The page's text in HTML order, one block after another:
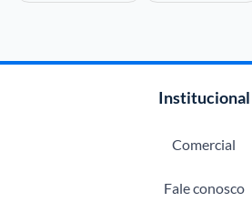
Institucional
Comercial
Fale conosco